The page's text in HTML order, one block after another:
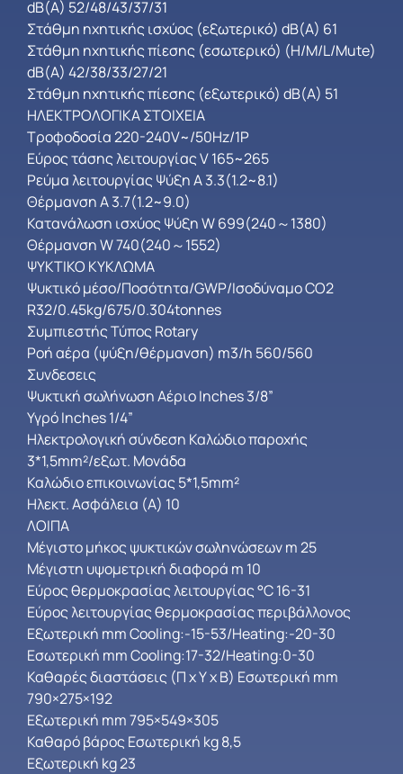
dB(A) 52/48/43/37/31
Στάθμη ηχητικής ισχύος (εξωτερικό) dB(A) 61
Στάθμη ηχητικής πίεσης (εσωτερικό) (H/M/L/Mute)
dB(A) 42/38/33/27/21
Στάθμη ηχητικής πίεσης (εξωτερικό) dB(A) 51
ΗΛΕΚΤΡΟΛΟΓΙΚΑ ΣΤΟΙΧΕΙΑ
Τροφοδοσία 220-240V~/50Hz/1P
Εύρος τάσης λειτουργίας V 165~265
Ρεύμα λειτουργίας Ψύξη Α 3.3(1.2~8.1)
Θέρμανση Α 3.7(1.2~9.0)
Κατανάλωση ισχύος Ψύξη W 699(240～1380)
Θέρμανση W 740(240～1552)
ΨΥΚΤΙΚΟ ΚΥΚΛΩΜΑ
Ψυκτικό μέσο/Ποσότητα/GWP/Ισοδύναμο CO2
R32/0.45kg/675/0.304tonnes
Συμπιεστής Τύπος Rotary
Ροή αέρα (ψύξη/θέρμανση) m3/h 560/560
Συνδεσεις
Ψυκτική σωλήνωση Αέριο Inches 3/8”
Υγρό Inches 1/4”
Ηλεκτρολογική σύνδεση Καλώδιο παροχής
3*1,5mm²/εξωτ. Μονάδα
Καλώδιο επικοινωνίας 5*1,5mm²
Ηλεκτ. Ασφάλεια (Α) 10
ΛΟΙΠΑ
Μέγιστο μήκος ψυκτικών σωληνώσεων m 25
Μέγιστη υψομετρική διαφορά m 10
Εύρος θερμοκρασίας λειτουργίας °C 16-31
Εύρος λειτουργίας θερμοκρασίας περιβάλλονος
Εξωτερική mm Cooling:-15-53/Heating:-20-30
Εσωτερική mm Cooling:17-32/Heating:0-30
Καθαρές διαστάσεις (Π x Υ x B) Εσωτερική mm
790×275×192
Εξωτερική mm 795×549×305
Καθαρό βάρος Εσωτερική kg 8,5
Εξωτερική kg 23